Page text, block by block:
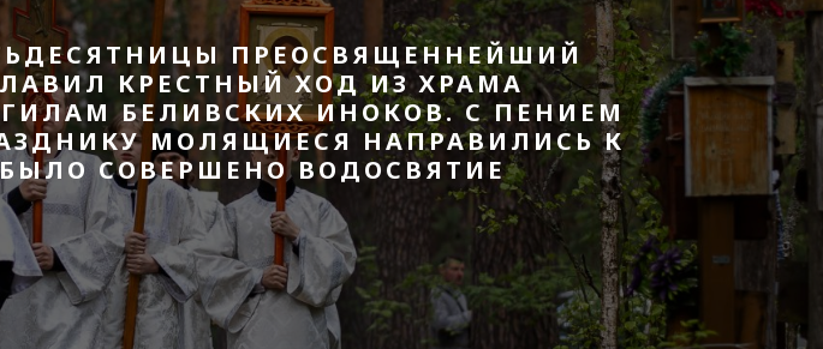
ПРЕОСВЯЩЕННЕЙШИЙ
КРЕСТНЫЙ ХОД ИЗ ХРАМА
БЕЛИВСКИХ ИНОКОВ. С ПЕНИЕМ
МОЛЯЩИЕСЯ НАПРАВИЛИСЬ К
СОВЕРШЕНО ВОДОСВЯТИЕ